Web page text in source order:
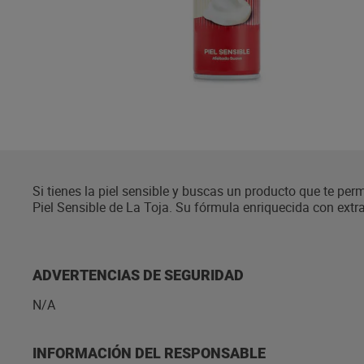
Si tienes la piel sensible y buscas un producto que te
Piel Sensible de La Toja. Su fórmula enriquecida con
ADVERTENCIAS DE SEGURIDAD
N/A
INFORMACIÓN DEL RESPONSABLE